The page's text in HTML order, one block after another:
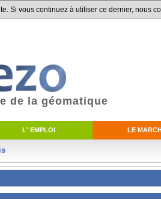
Si vous continuez à utiliser ce dernier, nous
L' EMPLOI LE
de la géomatique